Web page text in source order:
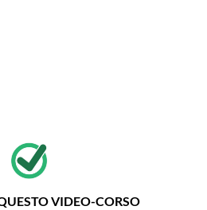
VIDEO-CORSO